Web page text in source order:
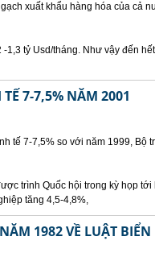
xuất khẩu hàng hóa của cả
1,3 tỷ Usd/tháng. Như vậy đến
7-7,5% NĂM 2001
tế 7-7,5% so với năm 1999, Bộ
trình Quốc hội trong kỳ họp
tăng 4,5-4,8%,
1982 VỀ LUẬT BIỂN